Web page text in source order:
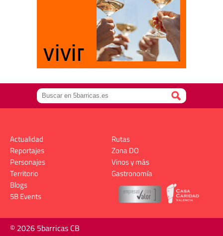
Actualidad
Reportajes
Personajes
Territorio
Rutas
Zona DO
Vinos y más
Gastronomía
Blogs
5B Events
© 2026 5barricas CB